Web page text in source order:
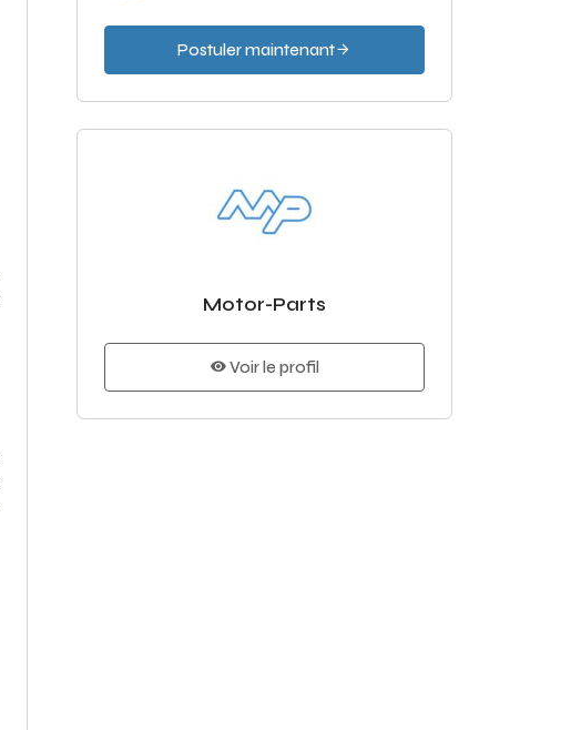
Postuler maintenant
Motor-Parts
Voir le profil